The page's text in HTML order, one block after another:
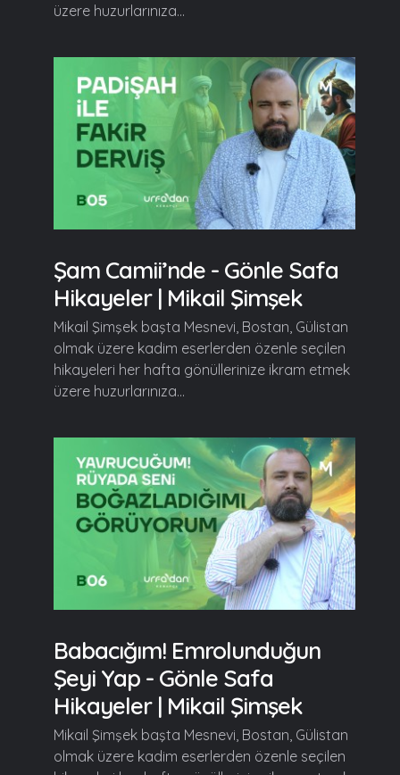
üzere huzurlarınıza...
Şam Camii’nde - Gönle Safa
Hikayeler | Mikail Şimşek
Mikail Şimşek başta Mesnevi, Bostan, Gülistan
olmak üzere kadim eserlerden özenle seçilen
hikayeleri her hafta gönüllerinize ikram etmek
üzere huzurlarınıza...
Babacığım! Emrolunduğun
Şeyi Yap - Gönle Safa
Hikayeler | Mikail Şimşek
Mikail Şimşek başta Mesnevi, Bostan, Gülistan
olmak üzere kadim eserlerden özenle seçilen